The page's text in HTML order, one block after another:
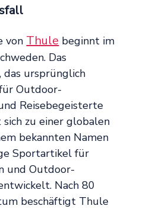
von Thule beginnt im
Das
das ursprünglich
Outdoor-
Reisebegeisterte
zu einer globalen
bekannten Namen
Sportartikel für
und Outdoor-
Nach 80
beschäftigt Thule